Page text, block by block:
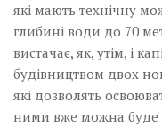
які мають технічну
глибині води до 70
вистачає, як, утім, і
будівництвом двох
які дозволять
ними вже можна буде